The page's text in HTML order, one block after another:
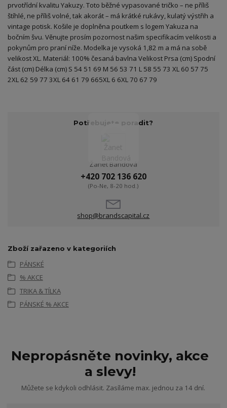
prvotřídní kvalitu Yakuzy. Toto běžné vypasované tričko – ne příliš
štíhlé, ne příliš volné, tak akorát – má krátké rukávy, kulatý výstřih a
vintage potisk. Košile je doplněna poutkem s logem Yakuza na
bočním švu. Věnujte prosím pozornost našim specifikacím velikosti a
pokynům pro praní níže. Modelka je vysoká 1,82 m a má na sobě
velikost XL. Materiál: 100% česaná bavlna Velikost Prsa (cm) Spodní
část (cm) Délka (cm) S 54 51 69 M 56 53 71 L 58 55 73 XL 60 57 75
2XL 62 59 77 3XL 64 61 79 665XL 6 6XL 70 67 79
Potřebujete poradit?
Žanet Bandová
+420 702 136 620
(Po-Ne, 8-20 hod.)
shop@brandscapital.cz
Zboží zařazeno v kategoriích
PÁNSKÉ
% AKCE
TRIKA & TÍLKA
PÁNSKÉ % AKCE
Nepropásněte novinky, akce
a slevy!
Můžete se kdykoli odhlásit. Zasíláme max. jednou za 14 dní.